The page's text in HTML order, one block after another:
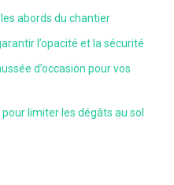
abords du chantier
l’opacité et la sécurité
d’occasion pour vos
limiter les dégâts au sol